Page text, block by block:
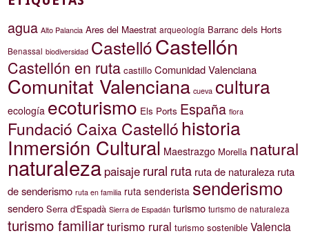
agua Alto Palancia Ares del Maestrat arqueología Barranc dels Horts
Benassal biodiversidad CastellóCastellón
Castellón en ruta castillo Comunidad Valenciana
Comunitat Valenciana cueva cultura
ecología ecoturismo Els Ports España flora
Fundació Caixa Castellóhistoria
Inmersión Cultural Maestrazgo Morella natural
naturaleza paisaje rural ruta ruta de naturaleza ruta
de senderismo ruta en familia ruta senderista senderismo
sendero Serra d'Espadà Sierra de Espadán turismo turismo de naturaleza
turismo familiarturismo rural turismo sostenible Valencia